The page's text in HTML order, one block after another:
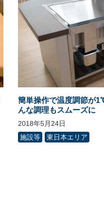
簡単操作で温度調節が
んな調理もスムーズに
2018年5月24日
施設等
東日本エリア